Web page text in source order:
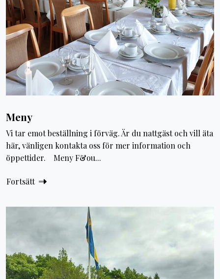
Meny
Vi tar emot beställning i förväg. Är du nattgäst och vill äta
här, vänligen kontakta oss för mer information och
öppettider. Meny F&ou...
Fortsätt